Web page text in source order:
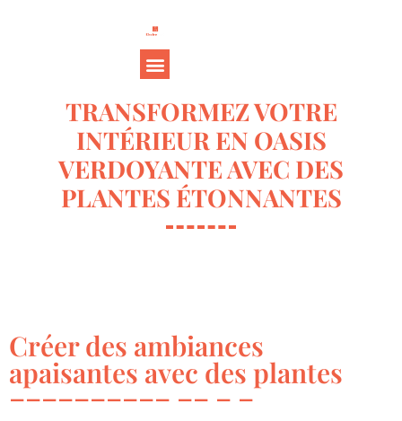
TRANSFORMEZ VOTRE
INTÉRIEUR EN OASIS
VERDOYANTE AVEC DES
PLANTES ÉTONNANTES
Créer des ambiances
apaisantes avec des plantes